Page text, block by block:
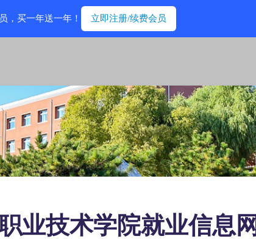
业技术学院就业信息网
，买一年送一年！ 立即注册/续费会员